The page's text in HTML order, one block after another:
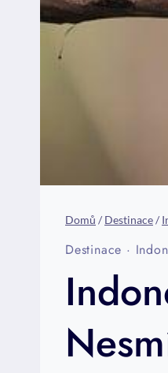
Domů / Destinace/
Destinace ·